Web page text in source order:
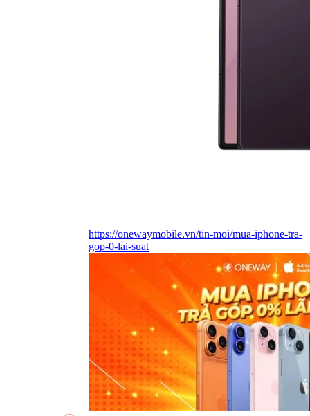
https://onewaymobile.vn/tin-moi/mua-iphone-tra-
gop-0-lai-suat